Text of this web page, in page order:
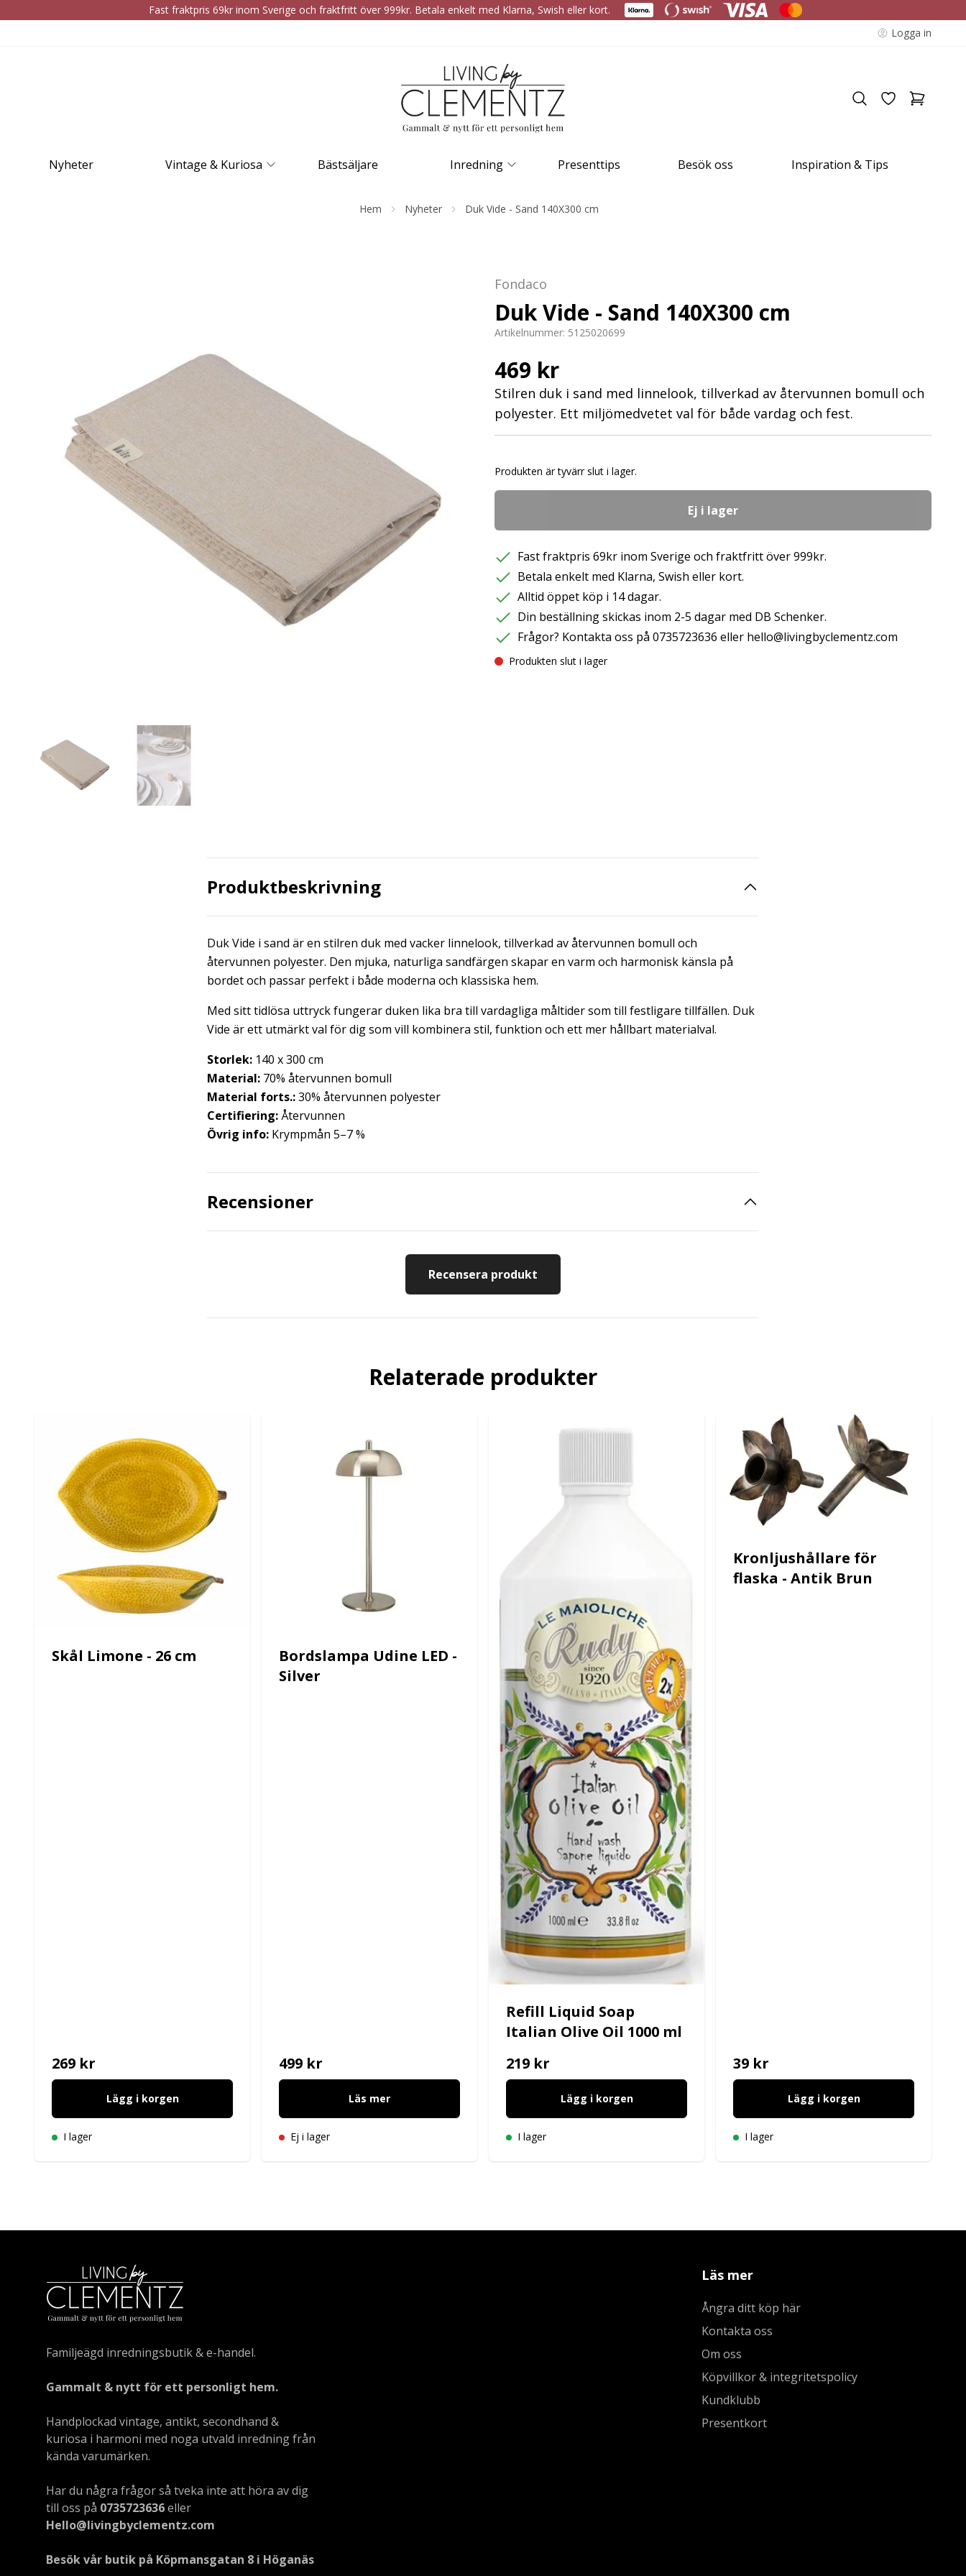
Fast fraktpris 69kr inom Sverige och fraktfritt över 999kr. Betala enkelt med Klarna, Swish eller kort.
Logga in
Nyheter Vintage & Kuriosa Bästsäljare Inredning Presenttips Besök oss Inspiration & Tips
Hem Nyheter Duk Vide - Sand 140X300 cm
Fondaco
Duk Vide - Sand 140X300 cm
Artikelnummer: 5125020699
469 kr
Stilren duk i sand med linnelook, tillverkad av återvunnen bomull och
polyester. Ett miljömedvetet val för både vardag och fest.
Produkten är tyvärr slut i lager.
Ej i lager
Fast fraktpris 69kr inom Sverige och fraktfritt över 999kr.
Betala enkelt med Klarna, Swish eller kort.
Alltid öppet köp i 14 dagar.
Din beställning skickas inom 2-5 dagar med DB Schenker.
Frågor? Kontakta oss på 0735723636 eller hello@livingbyclementz.com
Produkten slut i lager
Produktbeskrivning
Duk Vide i sand är en stilren duk med vacker linnelook, tillverkad av återvunnen bomull och
återvunnen polyester. Den mjuka, naturliga sandfärgen skapar en varm och harmonisk känsla på
bordet och passar perfekt i både moderna och klassiska hem.
Med sitt tidlösa uttryck fungerar duken lika bra till vardagliga måltider som till festligare tillfällen. Duk
Vide är ett utmärkt val för dig som vill kombinera stil, funktion och ett mer hållbart materialval.
Storlek: 140 x 300 cm
Material: 70% återvunnen bomull
Material forts.:30% återvunnen polyester
Certifiering:Återvunnen
Övrig info: Krympmån 5–7 %
Recensioner
Recensera produkt
Relaterade produkter
Skål Limone - 26 cm
269 kr
Lägg i korgen
I lager
Bordslampa Udine LED -
Silver
499 kr
Läs mer
Ej i lager
Refill Liquid Soap
Italian Olive Oil 1000 ml
219 kr
Lägg i korgen
I lager
Kronljushållare för
flaska - Antik Brun
39 kr
Lägg i korgen
I lager
Familjeägd inredningsbutik & e-handel.
Gammalt & nytt för ett personligt hem.
Handplockad vintage, antikt, secondhand &
kuriosa i harmoni med noga utvald inredning från
kända varumärken.
Har du några frågor så tveka inte att höra av dig
till oss på 0735723636eller
Hello@livingbyclementz.com
Besök vår butik på Köpmansgatan 8 i Höganäs
Läs mer
Ångra ditt köp här
Kontakta oss
Om oss
Köpvillkor & integritetspolicy
Kundklubb
Presentkort